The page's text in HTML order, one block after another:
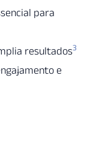
para
resultados3
e